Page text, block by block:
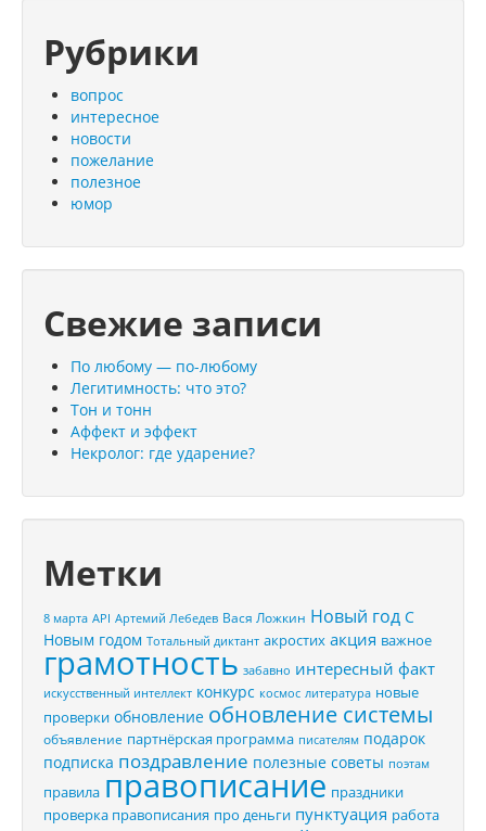
Рубрики
вопрос
интересное
новости
пожелание
полезное
юмор
Свежие записи
По любому — по-любому
Легитимность: что это?
Тон и тонн
Аффект и эффект
Некролог: где ударение?
Метки
8 марта API Артемий Лебедев Вася Ложкин Новый год С
Новым годом Тотальный диктант акростих акция важное
грамотность забавно интересный факт
искусственный интеллект конкурс космос литература новые
проверки обновление обновление системы
объявление партнёрская программа писателям подарок
подписка поздравление полезные советы поэтам
правила правописание праздники
проверка правописания про деньги пунктуация работа